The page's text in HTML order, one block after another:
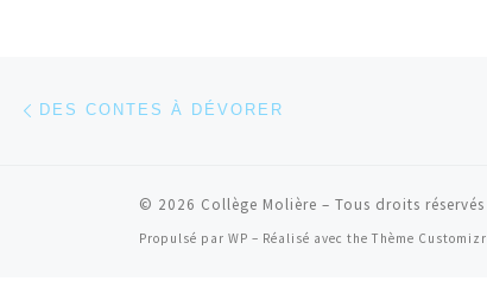
Parcourir les articles
DES CONTES À DÉVORER
© 2026 Collège Molière – Tous droits réservés
Propulsé par WP – Réalisé avec the Thème Customizr